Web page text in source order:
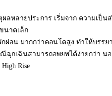
ลหลายประการ เริ่มจาก ความเป็
นาดเล็ก
อน มากกว่าคอนโดสูง ทำให้บรรย
กเฉินสามารถอพยพได้ง่ายกว่า น
Rise